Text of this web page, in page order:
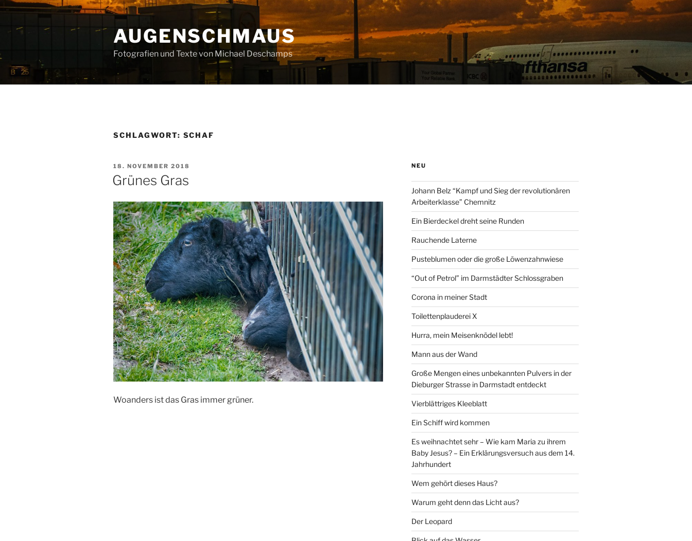
Zum
springen
AUGENSCHMAUS
Fotografien und Texte von Michael Deschamps
SCHLAGWORT: SCHAF
VERÖFFENTLICHT
AM
18. NOVEMBER 2018
Grünes Gras
Woanders ist das Gras immer grüner.
NEU
Johann Belz “Kampf und Sieg der revolutionären
Arbeiterklasse” Chemnitz
Ein Bierdeckel dreht seine Runden
Rauchende Laterne
Pusteblumen oder die große Löwenzahnwiese
“Out of Petrol” im Darmstädter Schlossgraben
Corona in meiner Stadt
Toilettenplauderei X
Hurra, mein Meisenknödel lebt!
Mann aus der Wand
Große Mengen eines unbekannten Pulvers in der
Dieburger Strasse in Darmstadt entdeckt
Vierblättriges Kleeblatt
Ein Schiff wird kommen
Es weihnachtet sehr – Wie kam Maria zu ihrem
Baby Jesus? – Ein Erklärungsversuch aus dem 14.
Jahrhundert
Wem gehört dieses Haus?
Warum geht denn das Licht aus?
Der Leopard